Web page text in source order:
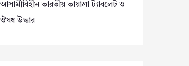
আসামীবিহীন ভারতীয় ভায়াগ্রা ট্যাবলেট ও
ঔষধ উদ্ধার